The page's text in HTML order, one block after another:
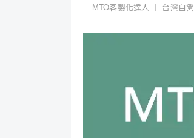
MTO客製化達人 ｜ 台灣自